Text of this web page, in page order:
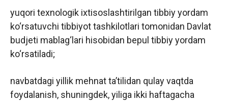
yuqori texnologik ixtisoslashtirilgan tibbiy yordam
ko‘rsatuvchi tibbiyot tashkilotlari tomonidan Davlat
budjeti mablag‘lari hisobidan bepul tibbiy yordam
ko‘rsatiladi;
navbatdagi yillik mehnat ta’tilidan qulay vaqtda
foydalanish, shuningdek, yiliga ikki haftagacha